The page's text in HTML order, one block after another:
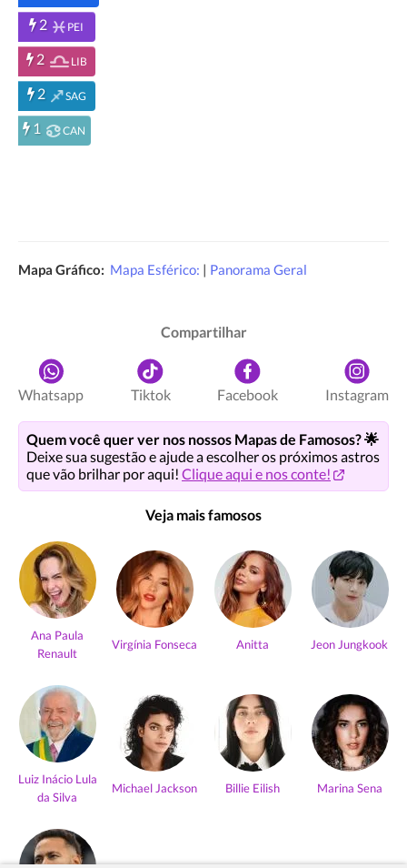
2 PEI
2 LIB
2 SAG
1 CAN
Mapa Gráfico: Mapa Esférico: | Panorama Geral
Compartilhar
Whatsapp Tiktok Facebook Instagram
Quem você quer ver nos nossos Mapas de Famosos? 🌟
Deixe sua sugestão e ajude a escolher os próximos astros
que vão brilhar por aqui! Clique aqui e nos conte!
Veja mais famosos
Ana Paula
Renault
Virgínia Fonseca Anitta Jeon Jungkook
Luiz Inácio Lula
da Silva
Michael Jackson Billie Eilish Marina Sena